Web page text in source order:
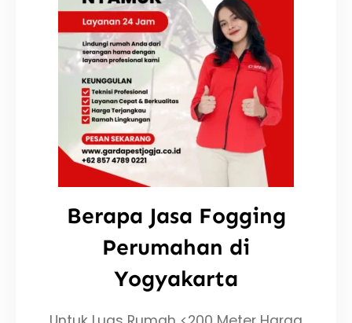
Berapa Jasa Fogging
Perumahan di
Yogyakarta